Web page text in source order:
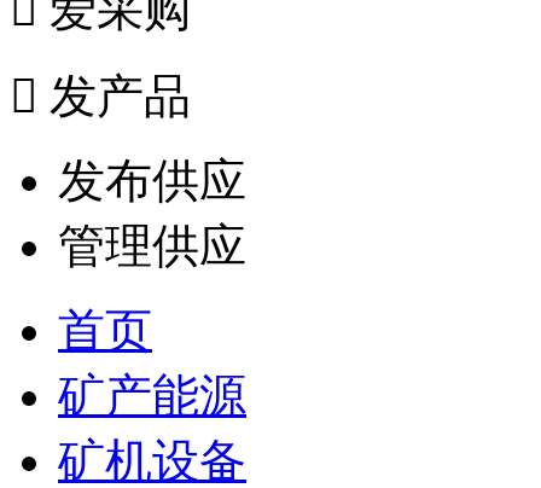
 发产品
发布供应
管理供应
首页
矿产能源
矿机设备